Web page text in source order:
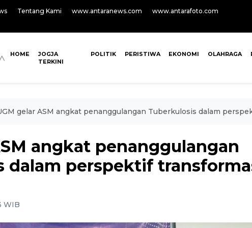
Tentang Kami www.antaranews.com
www.antarafoto.com
HOME
JOGJA
TERKINI
POLITIK PERISTIWA EKONOMI OLAHRAGA
gelar ASM angkat penanggulangan Tuberkulosis dalam
angkat penanggulangan
dalam perspektif
WIB